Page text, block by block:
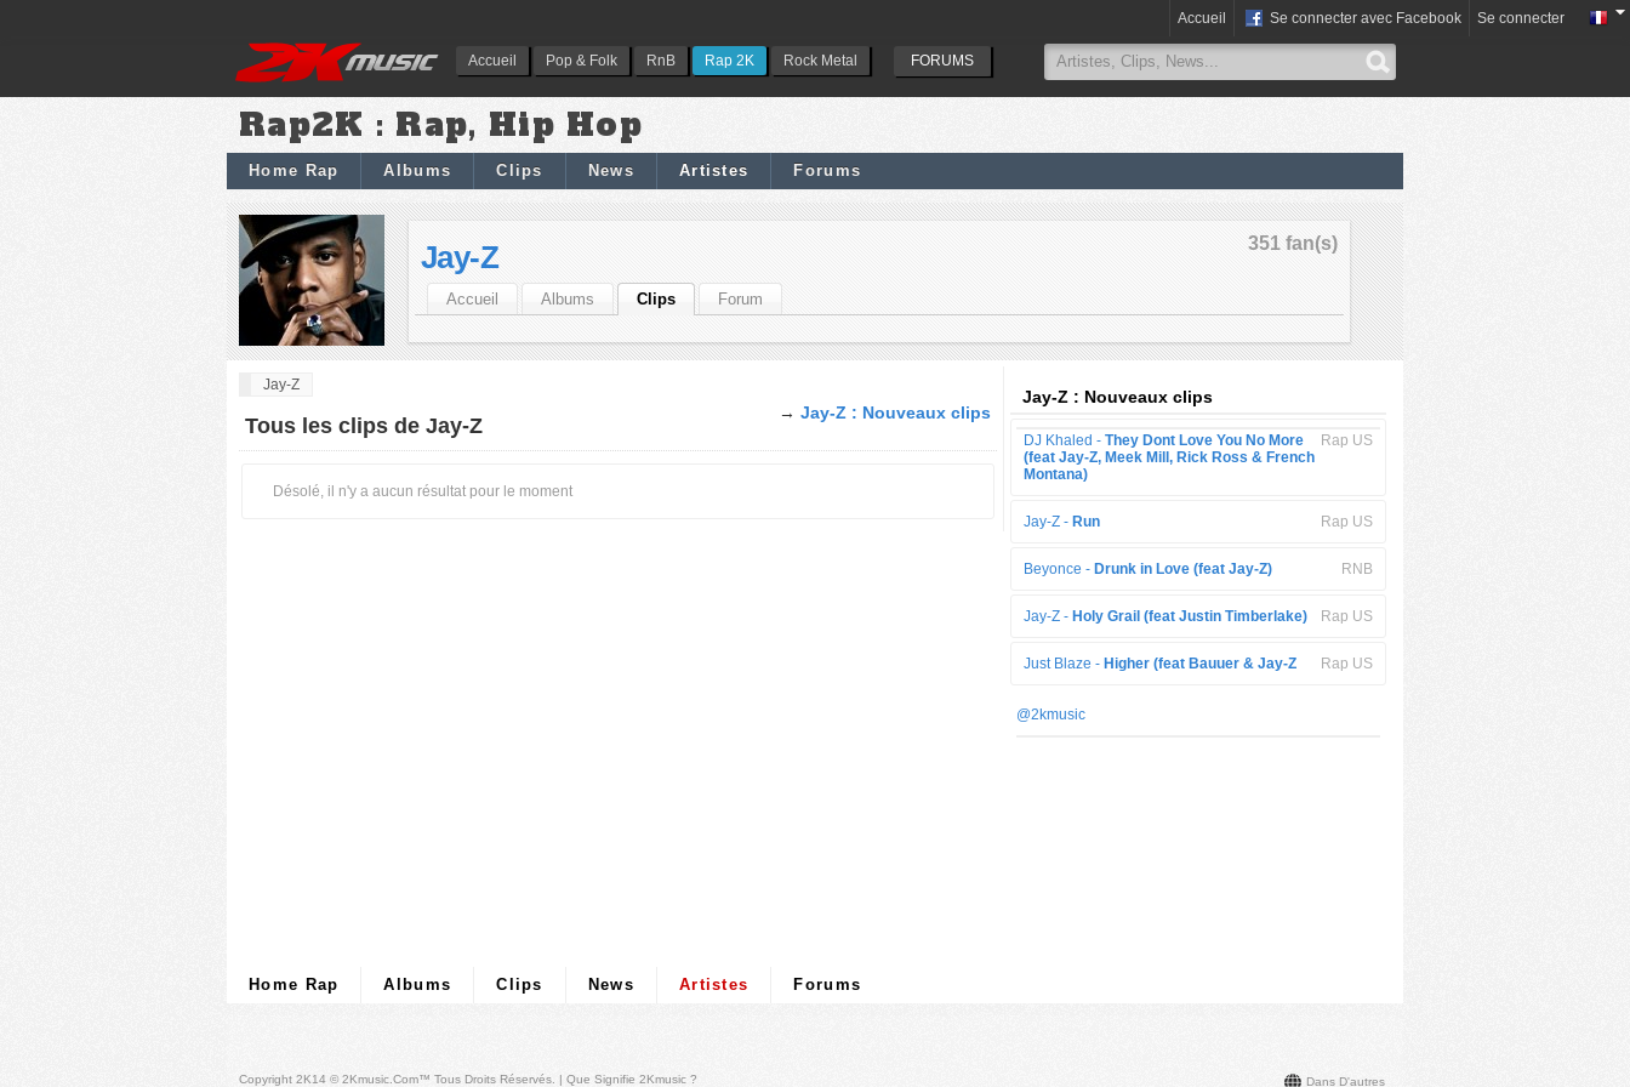
Accueil Pop & Folk RnB Rap 2K Rock Metal FORUMS
Accueil Se connecter avec Facebook Se connecter
Rap2K : Rap, Hip Hop
Home Rap Albums Clips News Artistes Forums
351 fan(s)
Jay-Z
Accueil Albums Clips Forum
Jay-Z
→ Jay-Z : Nouveaux clips
Tous les clips de Jay-Z
Désolé, il n'y a aucun résultat pour le moment
Jay-Z : Nouveaux clips
Rap US
DJ Khaled - They Dont Love You No More
(feat Jay-Z, Meek Mill, Rick Ross & French
Montana)
Rap US
Jay-Z - Run
RNB
Beyonce - Drunk in Love (feat Jay-Z)
Rap US
Jay-Z - Holy Grail (feat Justin Timberlake)
Rap US
Just Blaze - Higher (feat Bauuer & Jay-Z
@2kmusic
Home Rap Albums Clips News Artistes Forums
Dans D'autres
Copyright 2K14 © 2Kmusic.com™ Tous Droits Réservés . | Que Signifie 2Kmusic ?